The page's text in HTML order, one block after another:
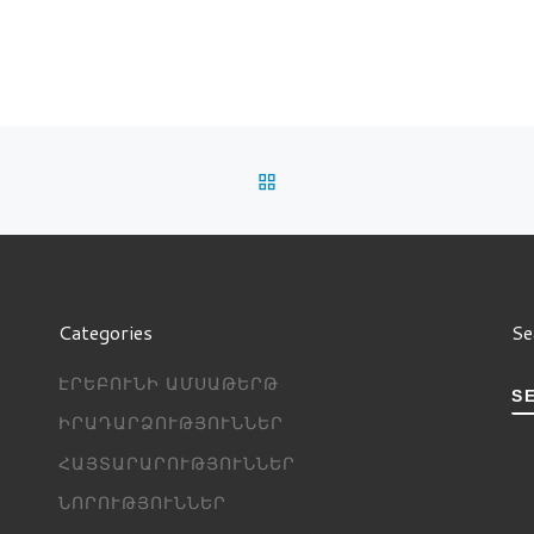
Categories
ԷՐԵԲՈՒՆԻ ԱՄՍԱԹԵՐԹ
ԻՐԱԴԱՐՁՈՒԹՅՈՒՆՆԵՐ
ՀԱՅՏԱՐԱՐՈՒԹՅՈՒՆՆԵՐ
ՆՈՐՈՒԹՅՈՒՆՆԵՐ